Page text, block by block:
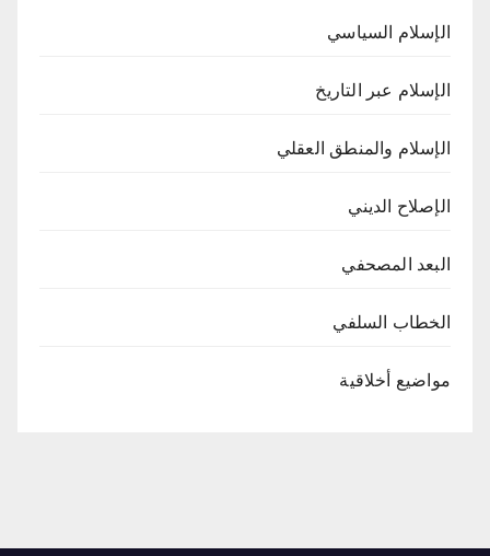
الإسلام السياسي
الإسلام عبر التاريخ
الإسلام والمنطق العقلي
الإصلاح الديني
البعد المصحفي
الخطاب السلفي
مواضيع أخلاقية